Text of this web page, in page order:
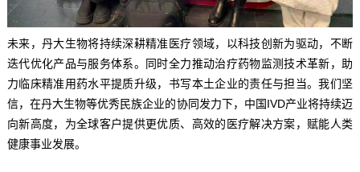
未来，丹大生物将持续深耕精准医疗领域，以科技创新为驱动，不断
迭代优化产品与服务体系。同时全力推动治疗药物监测技术革新，助
力临床精准用药水平提质升级，书写本土企业的责任与担当。我们坚
信，在丹大生物等优秀民族企业的协同发力下，中国IVD产业将持续迈
向新高度，为全球客户提供更优质、高效的医疗解决方案，赋能人类
健康事业发展。